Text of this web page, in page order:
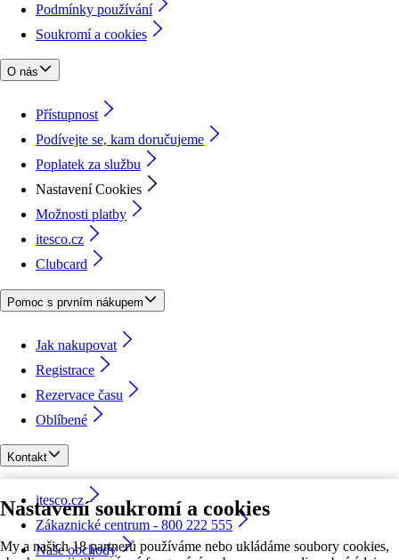
Nastavení soukromí a cookies
My a našich 18 partnerů používáme nebo ukládáme soubory cookies,
Podmínky používání
Soukromí a cookies
O nás
Přístupnost
Podívejte se, kam doručujeme
Poplatek za službu
Nastavení Cookies
Možnosti platby
itesco.cz
Clubcard
Pomoc s prvním nákupem
Jak nakupovat
Registrace
Rezervace času
Oblíbené
Kontakt
itesco.cz
Zákaznické centrum - 800 222 555
Naše obchody